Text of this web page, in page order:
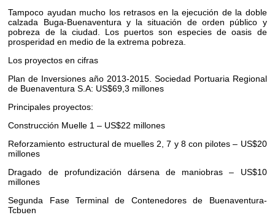
Tampoco ayudan mucho los retrasos en la ejecución de la doble
calzada Buga-Buenaventura y la situación de orden público y
pobreza de la ciudad. Los puertos son especies de oasis de
prosperidad en medio de la extrema pobreza.
Los proyectos en cifras
Plan de Inversiones año 2013-2015. Sociedad Portuaria Regional
de Buenaventura S.A: US$69,3 millones
Principales proyectos:
Construcción Muelle 1 – US$22 millones
Reforzamiento estructural de muelles 2, 7 y 8 con pilotes – US$20
millones
Dragado de profundización dársena de maniobras – US$10
millones
Segunda Fase Terminal de Contenedores de Buenaventura-
Tcbuen